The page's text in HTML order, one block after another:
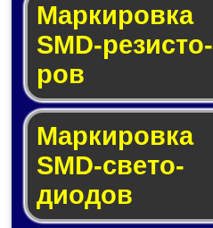
Маркировка
SMD-ре­зис­то­
ров
Маркировка
SMD-све­то­
дио­дов